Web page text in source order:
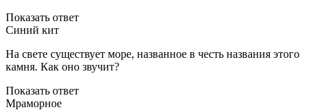
Показать ответ
Синий кит
На свете существует море, названное в честь названия этого
камня. Как оно звучит?
Показать ответ
Мраморное